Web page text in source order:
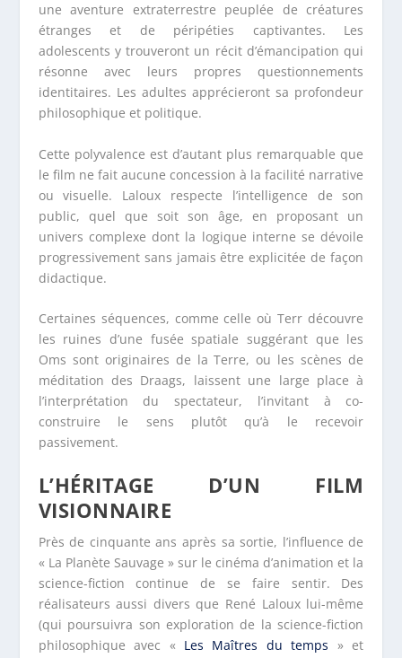
une aventure extraterrestre peuplée de créatures
étranges et de péripéties captivantes. Les
adolescents y trouveront un récit d’émancipation qui
résonne avec leurs propres questionnements
identitaires. Les adultes apprécieront sa profondeur
philosophique et politique.
Cette polyvalence est d’autant plus remarquable que
le film ne fait aucune concession à la facilité narrative
ou visuelle. Laloux respecte l’intelligence de son
public, quel que soit son âge, en proposant un
univers complexe dont la logique interne se dévoile
progressivement sans jamais être explicitée de façon
didactique.
Certaines séquences, comme celle où Terr découvre
les ruines d’une fusée spatiale suggérant que les
Oms sont originaires de la Terre, ou les scènes de
méditation des Draags, laissent une large place à
l’interprétation du spectateur, l’invitant à co-
construire le sens plutôt qu’à le recevoir
passivement.
L’HÉRITAGE D’UN FILM
VISIONNAIRE
Près de cinquante ans après sa sortie, l’influence de
« La Planète Sauvage » sur le cinéma d’animation et la
science-fiction continue de se faire sentir. Des
réalisateurs aussi divers que René Laloux lui-même
(qui poursuivra son exploration de la science-fiction
philosophique avec « Les Maîtres du temps » et